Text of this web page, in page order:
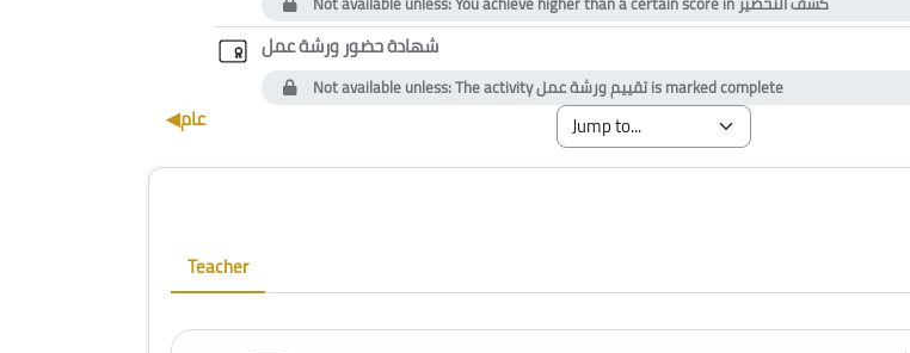
شهادة حضور ورشة عملCustom certificate
Not available unless: The activityتقييم ورشة عملis marked complete
◀︎عام
Blocks
Skip [Cocoon] Course Instructor
Teacher